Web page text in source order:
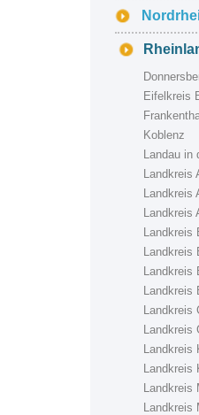
Eifelkreis
Koblenz
Landau in
Landkreis
Landkreis
Landkreis
Landkreis
Landkreis
Landkreis
Landkreis
Landkreis
Landkreis
Landkreis
Landkreis
Landkreis
Landkreis